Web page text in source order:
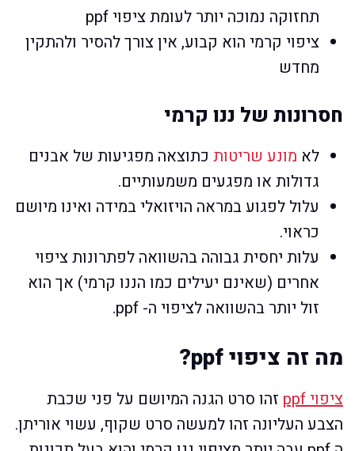
תחזוקה נמוכה יותר לעומת ציפוי ppf
ציפוי קרמי הוא קבוע, אין צורך להסיר ולהתקין
מחדש
חסרונות של ננו קרמי
לא מונע שריטות כתוצאה מפגיעות של אבנים
גדולות או מפגעים משמעותיים.
עלול לפגוע במראה הויזואלי במידה ואינו מיושם
כראוי.
עלות יחסית גבוהה בהשוואה לפתרונות ציפוי
אחרים (שאינם יעילים כמו הננו קרמי) אך הוא
זול יותר בהשוואה לציפוי ה- ppf.
מה זה ציפוי ppf?
ציפוי ppf
זהו סרט הגנה המיושם על פני שכבת
הצבע העליונה זהו למעשה סרט שקוף, עשוי אוריתן.